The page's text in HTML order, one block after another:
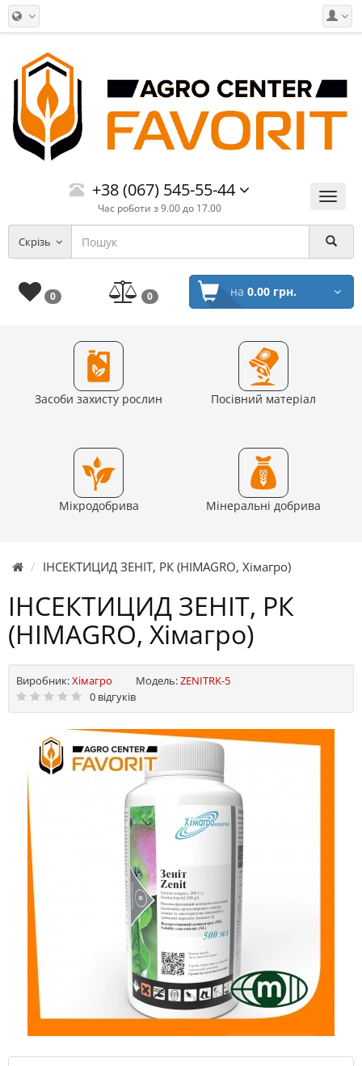
Меню
+38 (067) 545-55-44
Час роботи з 9.00 до 17.00
Скрізь
0 0 на 0.00 грн.
Засоби захисту рослин Посівний матеріал
Мікродобрива Мінеральні добрива
ІНСЕКТИЦИД ЗЕНІТ, РК (HIMAGRO, Хімагро)
ІНСЕКТИЦИД ЗЕНІТ, РК
(HIMAGRO, Хімагро)
Виробник:Хімагро Модель:ZENITRK-5
0 відгуків